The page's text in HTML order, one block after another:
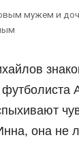
мужем и
она не